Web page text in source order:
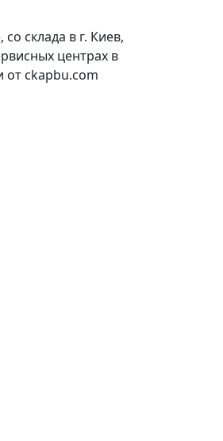
склада в г. Киев,
центрах в
от ckapbu.com